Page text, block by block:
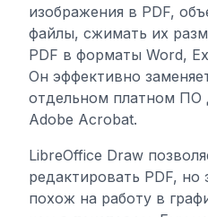
изображения в PDF,
файлы, сжимать их
PDF в форматы Word,
Он эффективно
отдельном платном ПО
Adobe Acrobat.
LibreOffice Draw
редактировать PDF,
похож на работу в